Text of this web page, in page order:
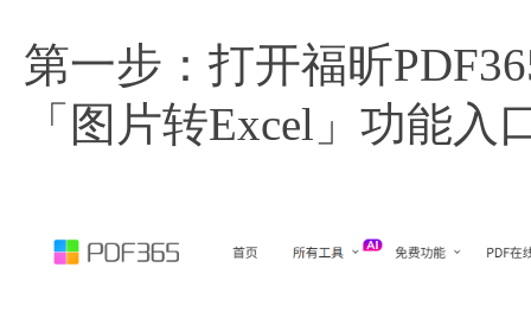
第一步：打开福昕
「图片转Excel」功能入